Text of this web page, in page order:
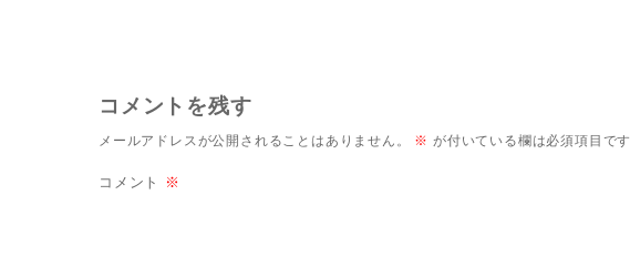
コメントを残す
メールアドレスが公開されることはありません。 ※ が付いている欄は必須項目です
コメント ※